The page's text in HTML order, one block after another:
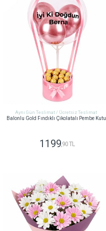
Aynı Gün Teslimat / Ücretsiz Teslimat
Balonlu Gold Fındıklı Çikolatalı Pembe Kutu
1199,90 TL